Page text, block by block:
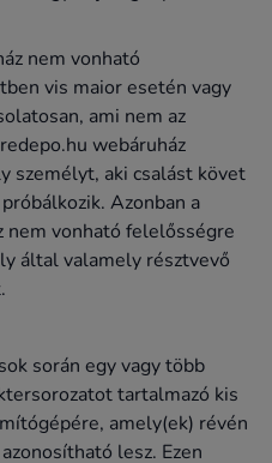
nem vonható
vis maior esetén vagy
ami nem az
webáruház
személyt, aki csalást követ
Azonban a
nem vonható felelősségre
által valamely résztvevő
során egy vagy több
tartalmazó kis
amely(ek) révén
lesz. Ezen